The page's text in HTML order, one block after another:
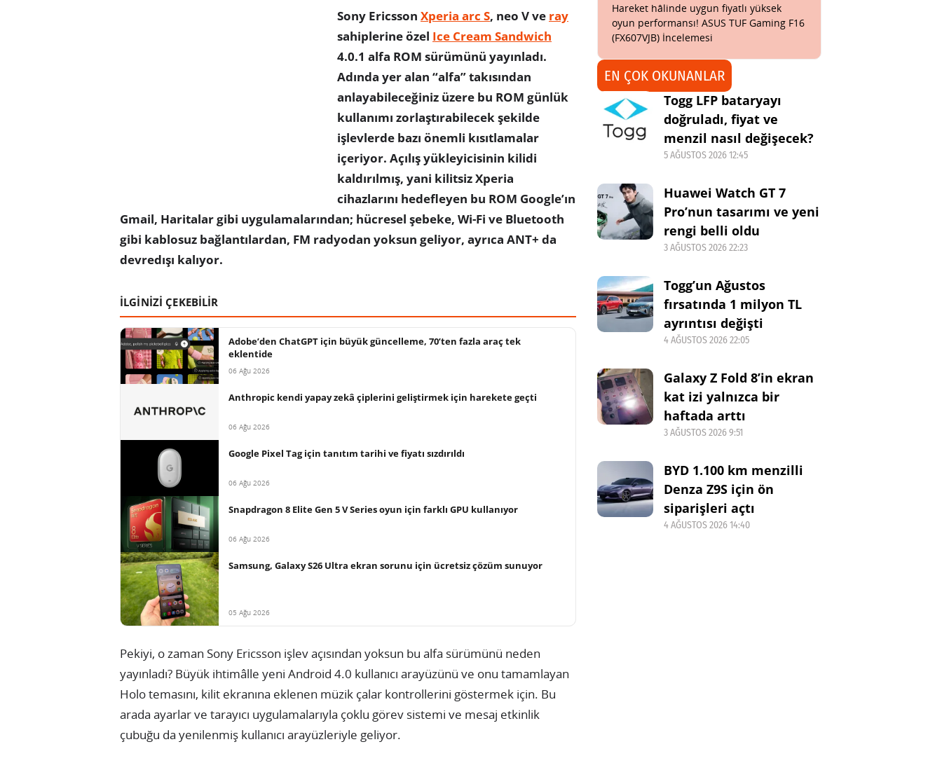
Sony Ericsson Xperia arc S, neo V ve ray
sahiplerine özel Ice Cream Sandwich
4.0.1 alfa ROM sürümünü yayınladı.
Adında yer alan “alfa” takısından
anlayabileceğiniz üzere bu ROM günlük
kullanımı zorlaştırabilecek şekilde
işlevlerde bazı önemli kısıtlamalar
içeriyor. Açılış yükleyicisinin kilidi
kaldırılmış, yani kilitsiz Xperia
cihazlarını hedefleyen bu ROM Google’ın
Gmail, Haritalar gibi uygulamalarından; hücresel şebeke, Wi-Fi ve Bluetooth
gibi kablosuz bağlantılardan, FM radyodan yoksun geliyor, ayrıca ANT+ da
devredışı kalıyor.
İLGİNİZİ ÇEKEBİLİR
Adobe’den ChatGPT için büyük güncelleme, 70’ten fazla araç tek
eklentide
06 Ağu 2026
Anthropic kendi yapay zekâ çiplerini geliştirmek için harekete geçti
06 Ağu 2026
Google Pixel Tag için tanıtım tarihi ve fiyatı sızdırıldı
06 Ağu 2026
Snapdragon 8 Elite Gen 5 V Series oyun için farklı GPU kullanıyor
06 Ağu 2026
Samsung, Galaxy S26 Ultra ekran sorunu için ücretsiz çözüm sunuyor
05 Ağu 2026
Pekiyi, o zaman Sony Ericsson işlev açısından yoksun bu alfa sürümünü neden
yayınladı? Büyük ihtimâlle yeni Android 4.0 kullanıcı arayüzünü ve onu tamamlayan
Holo temasını, kilit ekranına eklenen müzik çalar kontrollerini göstermek için. Bu
arada ayarlar ve tarayıcı uygulamalarıyla çoklu görev sistemi ve mesaj etkinlik
çubuğu da yenilenmiş kullanıcı arayüzleriyle geliyor.
Hareket hâlinde uygun fiyatlı yüksek
oyun performansı! ASUS TUF Gaming F16
(FX607VJB) İncelemesi
EN ÇOK OKUNANLAR
Togg LFP bataryayı
doğruladı, fiyat ve
menzil nasıl değişecek?
5 AĞUSTOS 2026 12:45
Huawei Watch GT 7
Pro’nun tasarımı ve yeni
rengi belli oldu
3 AĞUSTOS 2026 22:23
Togg’un Ağustos
fırsatında 1 milyon TL
ayrıntısı değişti
4 AĞUSTOS 2026 22:05
Galaxy Z Fold 8’in ekran
kat izi yalnızca bir
haftada arttı
3 AĞUSTOS 2026 9:51
BYD 1.100 km menzilli
Denza Z9S için ön
siparişleri açtı
4 AĞUSTOS 2026 14:40